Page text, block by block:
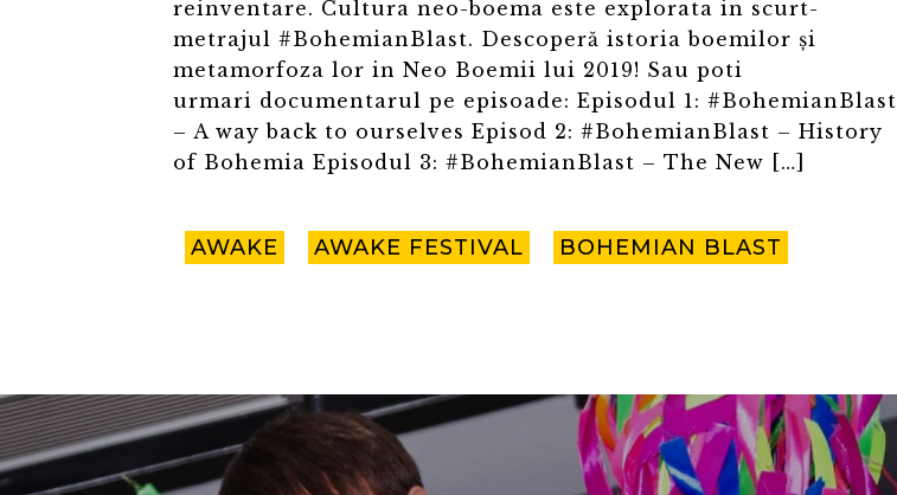
reinventare. Cultura neo-boema este explorata in scurt-
metrajul #BohemianBlast. Descoperă istoria boemilor și
metamorfoza lor in Neo Boemii lui 2019! Sau poti
urmari documentarul pe episoade: Episodul 1: #BohemianBlast
– A way back to ourselves Episod 2: #BohemianBlast – History
of Bohemia Episodul 3: #BohemianBlast – The New […]
AWAKE AWAKE FESTIVAL BOHEMIAN BLAST